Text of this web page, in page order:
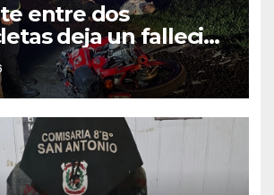
entre dos
deja un fallecido
en Yby Yaú